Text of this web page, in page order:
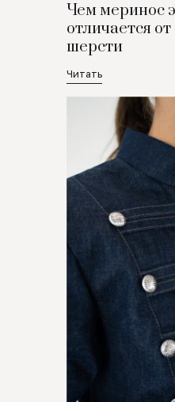
Чем меринос
отличается
шерсти
Читать